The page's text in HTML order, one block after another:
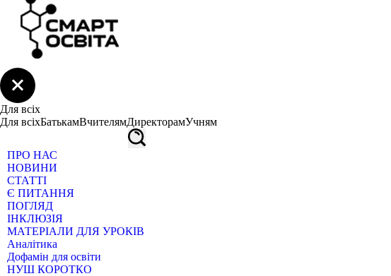
Для всіх
Для всіхБатькамВчителямДиректорамУчням
ПРО НАС
НОВИНИ
СТАТТІ
Є ПИТАННЯ
ПОГЛЯД
ІНКЛЮЗІЯ
МАТЕРІАЛИ ДЛЯ УРОКІВ
Аналітика
Дофамін для освіти
НУШ КОРОТКО